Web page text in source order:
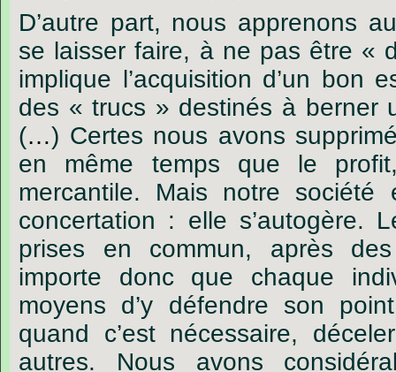
D’autre part, nous apprenons
se laisser faire, à ne pas être «
implique l’acquisition d’un bon
des « trucs » destinés à berner
(…) Certes nous avons
en
même temps que le
mercantile.
Mais notre société
concertation : elle s’autogère.
prises
en commun, après
des
importe
donc que chaque
moyens
d’y défendre son
point
quand
c’est nécessaire,
déceler
autres.
Nous avons